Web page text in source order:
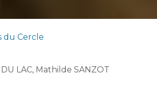
du Cercle
DU LAC, Mathilde SANZOT